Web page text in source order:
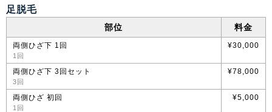
足脱毛
部位 料金
両側ひざ下 1回
1回
¥30,000
両側ひざ下 3回セット
3回
¥78,000
両側ひざ 初回
1回
¥5,000